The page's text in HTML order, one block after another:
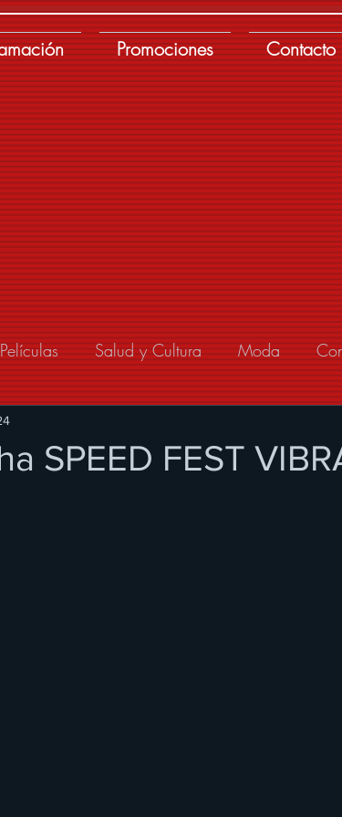
Promociones Contacto
Salud y Cultura Moda
SPEED FEST